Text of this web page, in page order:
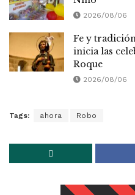
2026/08/06
Fe y
inicia las
Roque
2026/08/06
Tags: ahora Robo